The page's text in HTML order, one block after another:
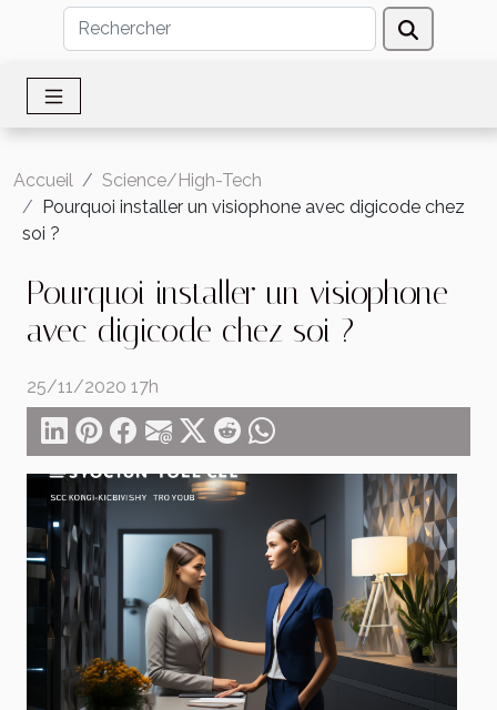
Accueil
Science/High-Tech
Pourquoi installer un visiophone avec digicode chez
soi ?
Pourquoi installer un visiophone
avec digicode chez soi ?
25/11/2020 17h